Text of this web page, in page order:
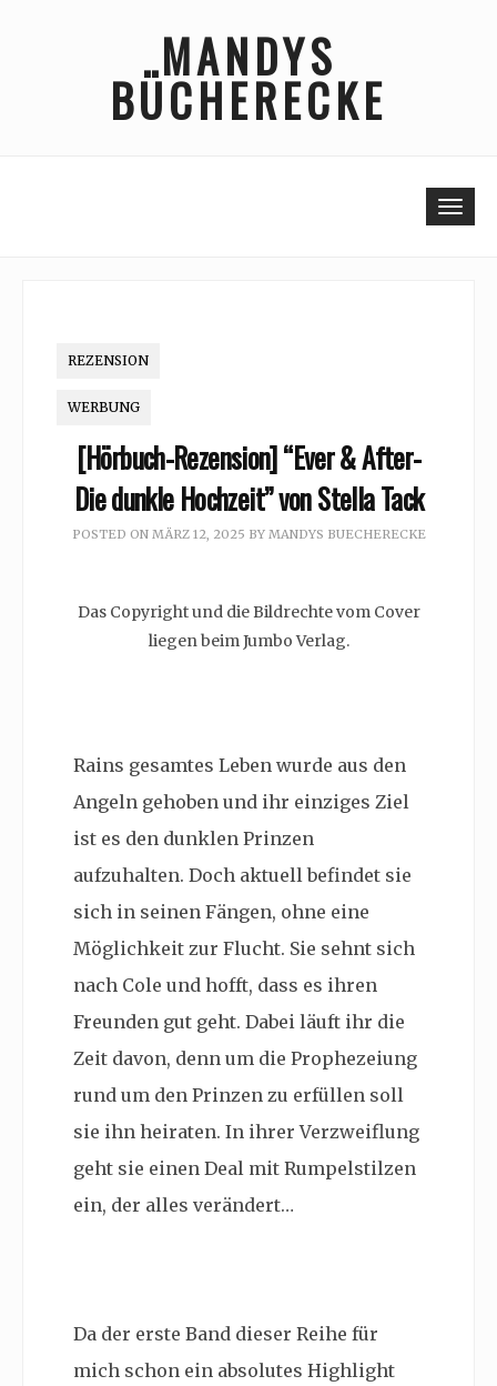
MANDYS
BÜCHERECKE
REZENSION
WERBUNG
[Hörbuch-Rezension] “Ever & After-
Die dunkle Hochzeit” von Stella Tack
POSTED ON MÄRZ 12, 2025 BY MANDYS BUECHERECKE
Das Copyright und die Bildrechte vom Cover
liegen beim Jumbo Verlag.
Rains gesamtes Leben wurde aus den
Angeln gehoben und ihr einziges Ziel
ist es den dunklen Prinzen
aufzuhalten. Doch aktuell befindet sie
sich in seinen Fängen, ohne eine
Möglichkeit zur Flucht. Sie sehnt sich
nach Cole und hofft, dass es ihren
Freunden gut geht. Dabei läuft ihr die
Zeit davon, denn um die Prophezeiung
rund um den Prinzen zu erfüllen soll
sie ihn heiraten. In ihrer Verzweiflung
geht sie einen Deal mit Rumpelstilzen
ein, der alles verändert…
Da der erste Band dieser Reihe für
mich schon ein absolutes Highlight